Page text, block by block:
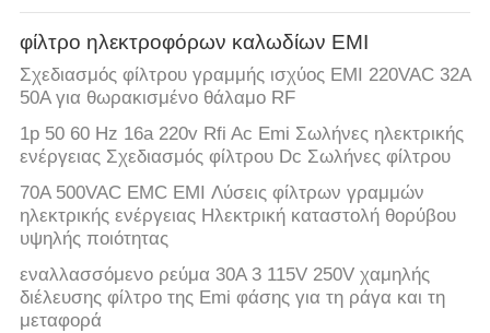
ΓΙΑ
ΕΜΆΣ
ΞΕΝΆΓΗΣΗ
ΣΤΟ
ΕΡΓΟΣΤΆΣΙΟ
ΠΟΙΟΤΙΚΌΣ
ΈΛΕΓΧΟΣ
φίλτρο
καλωδίων
supplier.
Copyright
Changzhou
Haozhuo
Co.,
Rights
Reserved.
φίλτρο ηλεκτροφόρων καλωδίων EMI
Σχεδιασμός φίλτρου γραμμής ισχύος EMI 220VAC 32A
50A για θωρακισμένο θάλαμο RF
1p 50 60 Hz 16a 220v Rfi Ac Emi Σωλήνες ηλεκτρικής
ενέργειας Σχεδιασμός φίλτρου Dc Σωλήνες φίλτρου
70A 500VAC EMC EMI Λύσεις φίλτρων γραμμών
ηλεκτρικής ενέργειας Ηλεκτρική καταστολή θορύβου
υψηλής ποιότητας
εναλλασσόμενο ρεύμα 30A 3 115V 250V χαμηλής
διέλευσης φίλτρο της Emi φάσης για τη ράγα και τη
μεταφορά